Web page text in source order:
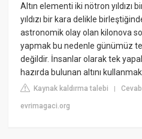
Altın elementi iki nötron yıldızı
yıldızı bir kara delikle
astronomik olay olan kilonova
yapmak bu nedenle günümüz
değildir. İnsanlar olarak tek
hazırda bulunan altını
Kaynak kaldırma talebi |
evrimagaci.org